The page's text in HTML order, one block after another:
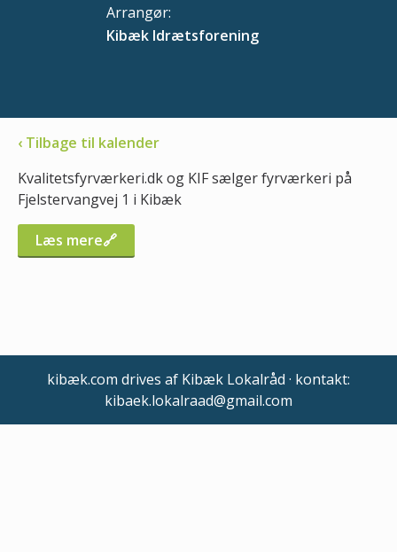
Arrangør:
Kibæk Idrætsforening
‹ Tilbage til kalender
Kvalitetsfyrværkeri.dk og KIF sælger fyrværkeri på
Fjelstervangvej 1 i Kibæk
Læs mere
kibæk.com drives af Kibæk Lokalråd · kontakt:
kibaek.lokalraad@gmail.com